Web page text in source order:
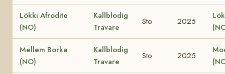
Lökki Afrodite
(NO)
Kallblodig
Travare
Sto 2025
Mellem Borka
(NO)
Kallblodig
Travare
Sto 2025